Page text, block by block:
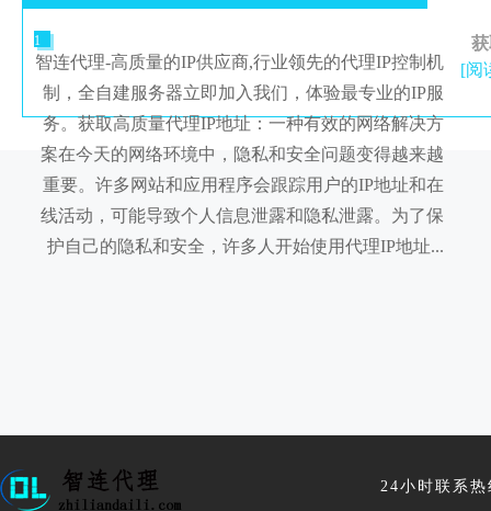
1
智连代理-高质量的IP供应商,行业领先的代理IP控制机
制，全自建服务器立即加入我们，体验最专业的IP服
务。获取高质量代理IP地址：一种有效的网络解决方
案在今天的网络环境中，隐私和安全问题变得越来越
重要。许多网站和应用程序会跟踪用户的IP地址和在
线活动，可能导致个人信息泄露和隐私泄露。为了保
护自己的隐私和安全，许多人开始使用代理IP地址...
[阅
24小时联系